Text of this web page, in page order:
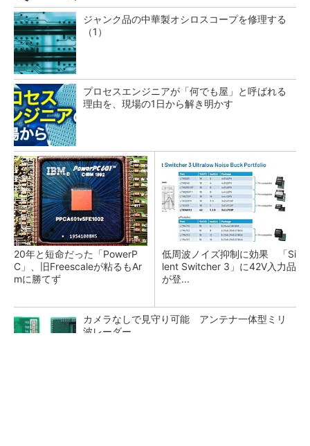
ジャンク品の中華製オシロスコープを修理する
（1）
プロセスエンジニアが「何でも屋」と呼ばれる
理由を、現場の1日から解き明かす
20年と短命だった「PowerP
C」、旧Freescaleが粘るもAr
mに勝てず
低周波ノイズ抑制に効果 「Si
lent Switcher 3」に42V入力品
が登...
カメラなしで見守り可能 アンテナ一体型ミリ
波レーダー